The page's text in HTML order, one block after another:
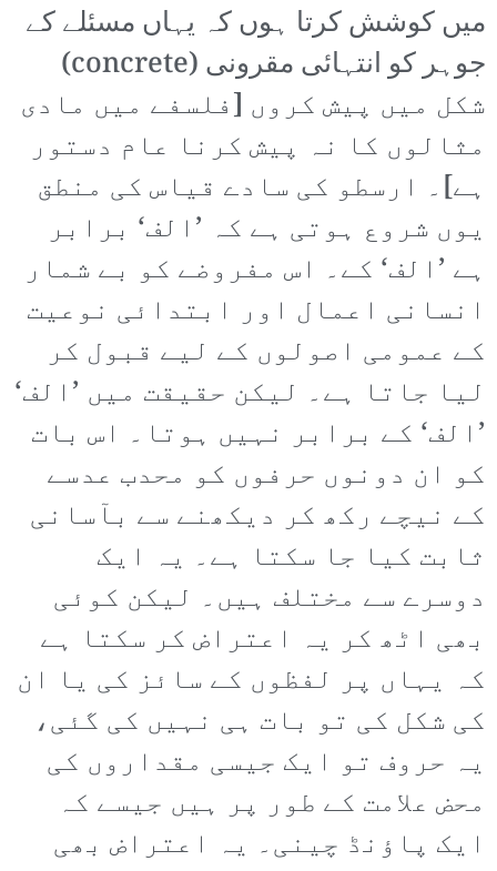
میں کوشش کرتا ہوں کہ یہاں مسئلے کے
جوہر کو انتہائی مقرونی (concrete)
شکل میں پیش کروں [فلسفے میں مادی
مثالوں کا نہ پیش کرنا عام دستور
ہے]۔ ارسطو کی سادے قیاس کی منطق
یوں شروع ہوتی ہے کہ ’الف‘ برابر
ہے ’الف‘ کے۔ اس مفروضے کو بے شمار
انسانی اعمال اور ابتدائی نوعیت
کے عمومی اصولوں کے لیے قبول کر
لیا جاتا ہے۔ لیکن حقیقت میں ’الف‘
’الف‘ کے برابر نہیں ہوتا۔ اس بات
کو ان دونوں حرفوں کو محدب عدسے
کے نیچے رکھ کر دیکھنے سے بآسانی
ثابت کیا جا سکتا ہے۔ یہ ایک
دوسرے سے مختلف ہیں۔ لیکن کوئی
بھی اٹھ کر یہ اعتراض کر سکتا ہے
کہ یہاں پر لفظوں کے سائز کی یا ان
کی شکل کی تو بات ہی نہیں کی گئی،
یہ حروف تو ایک جیسی مقداروں کی
محض علامت کے طور پر ہیں جیسے کہ
ایک پاؤنڈ چینی۔ یہ اعتراض بھی